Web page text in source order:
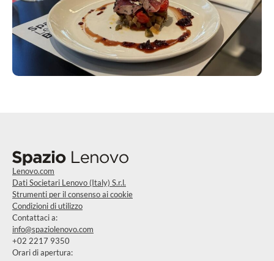
Lenovo.com
Dati Societari Lenovo (Italy) S.r.l.
Strumenti per il consenso ai cookie
Condizioni di utilizzo
Contattaci a:
info@spaziolenovo.com
+02 2217 9350
Orari di apertura: